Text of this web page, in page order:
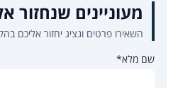
מעוניינים שנחזור
השאירו פרטים ונציג יחזור אליכם
שם מלא*